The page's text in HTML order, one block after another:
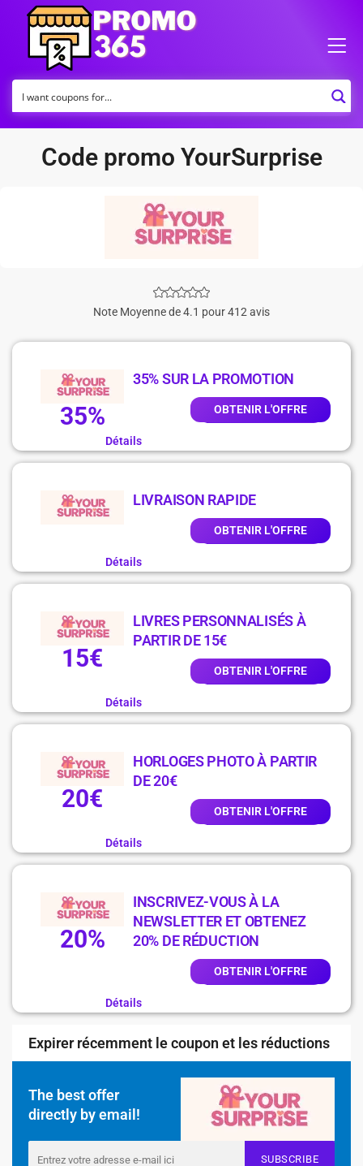
Code promo YourSurprise
Note Moyenne de 4.1 pour 412 avis
35%
35% SUR LA PROMOTION
OBTENIR L'OFFRE
Détails
LIVRAISON RAPIDE
OBTENIR L'OFFRE
Détails
15€
LIVRES PERSONNALISÉS À
PARTIR DE 15€
OBTENIR L'OFFRE
Détails
20€
HORLOGES PHOTO À PARTIR
DE 20€
OBTENIR L'OFFRE
Détails
20%
INSCRIVEZ-VOUS À LA
NEWSLETTER ET OBTENEZ
20% DE RÉDUCTION
OBTENIR L'OFFRE
Détails
Expirer récemment le coupon et les réductions
The best offer
directly by email!
SUBSCRIBE